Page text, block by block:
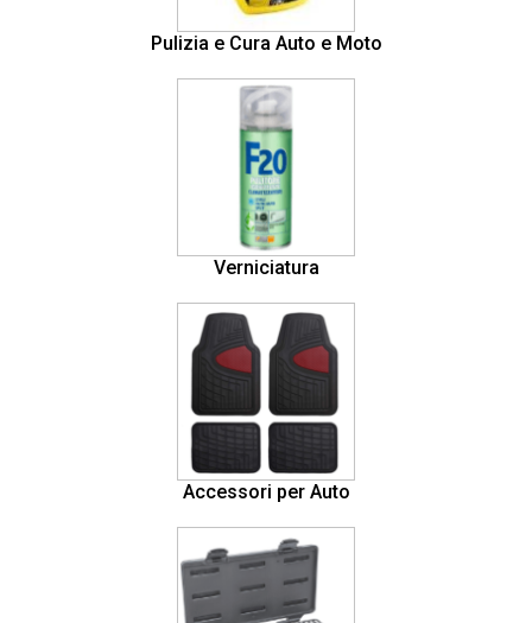
Pulizia e Cura Auto e Moto
Verniciatura
Accessori per Auto